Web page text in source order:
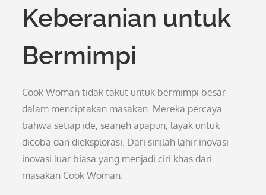
Keberanian untuk
Bermimpi
Cook Woman tidak takut untuk bermimpi besar
dalam menciptakan masakan. Mereka percaya
bahwa setiap ide, seaneh apapun, layak untuk
dicoba dan dieksplorasi. Dari sinilah lahir inovasi-
inovasi luar biasa yang menjadi ciri khas dari
masakan Cook Woman.